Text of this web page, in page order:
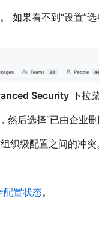
如果看不到“设置”选
Security 下拉
后选择“已由企业删
织级配置之间的冲突
配置状态。